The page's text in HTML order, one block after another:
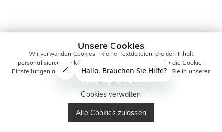
Unsere Cookies
Wir verwenden Cookies - kleine Textdateien, die den Inhalt
personalisieren. Sie können alle Cookies zulassen oder die Cookie-
Einstellungen anpassen. Weitere Informationen erhalten Sie in unserer
Cookie-Richtlinie.
Cookies verwalten
Alle Cookies zulassen